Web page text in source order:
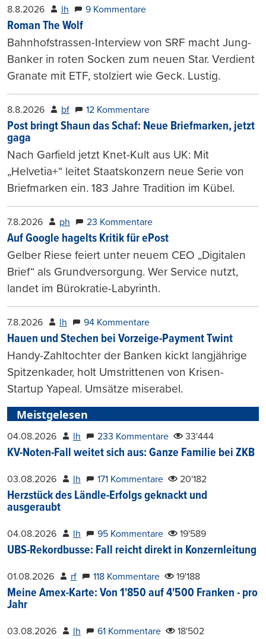
8.8.2026 lh 9 Kommentare
Roman The Wolf
Bahnhofstrassen-Interview von SRF macht Jung-
Banker in roten Socken zum neuen Star. Verdient
Granate mit ETF, stolziert wie Geck. Lustig.
8.8.2026 bf 12 Kommentare
Post bringt Shaun das Schaf: Neue Briefmarken, jetzt
gaga
Nach Garfield jetzt Knet-Kult aus UK: Mit
„Helvetia+“ leitet Staatskonzern neue Serie von
Briefmarken ein. 183 Jahre Tradition im Kübel.
7.8.2026 ph 23 Kommentare
Auf Google hagelts Kritik für ePost
Gelber Riese feiert unter neuem CEO „Digitalen
Brief“ als Grundversorgung. Wer Service nutzt,
landet im Bürokratie-Labyrinth.
7.8.2026 lh 94 Kommentare
Hauen und Stechen bei Vorzeige-Payment Twint
Handy-Zahltochter der Banken kickt langjährige
Spitzenkader, holt Umstrittenen von Krisen-
Startup Yapeal. Umsätze miserabel.
Meistgelesen
04.08.2026 lh 233 Kommentare 33'444
KV-Noten-Fall weitet sich aus: Ganze Familie bei ZKB
03.08.2026 lh 171 Kommentare 20'182
Herzstück des Ländle-Erfolgs geknackt und
ausgeraubt
04.08.2026 lh 95 Kommentare 19'589
UBS-Rekordbusse: Fall reicht direkt in Konzernleitung
01.08.2026 rf 118 Kommentare 19'188
Meine Amex-Karte: Von 1'850 auf 4'500 Franken - pro
Jahr
03.08.2026 lh 61 Kommentare 18'502